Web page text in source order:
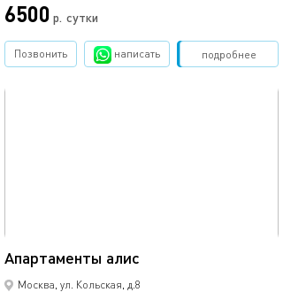
6500 р. сутки
подробнее
Позвонить написать Забронировать
Апартаменты алис
Москва, ул. Кольская, д.8